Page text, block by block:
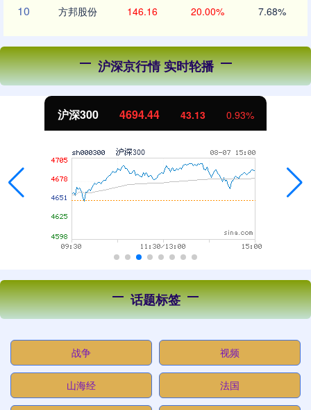
10 方邦股份 146.16 20.00% 7.68%
沪深京行情 实时轮播
北证50 1134.24 11.37 1.01%
话题标签
战争 视频
山海经 法国